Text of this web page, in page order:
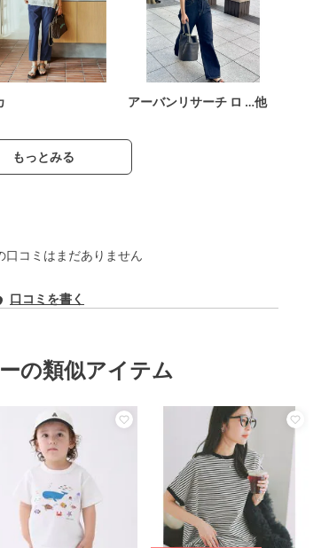
アーバンリサーチ ロ …他
もっとみる
口コミはまだありません
口コミを書く
の類似アイテム